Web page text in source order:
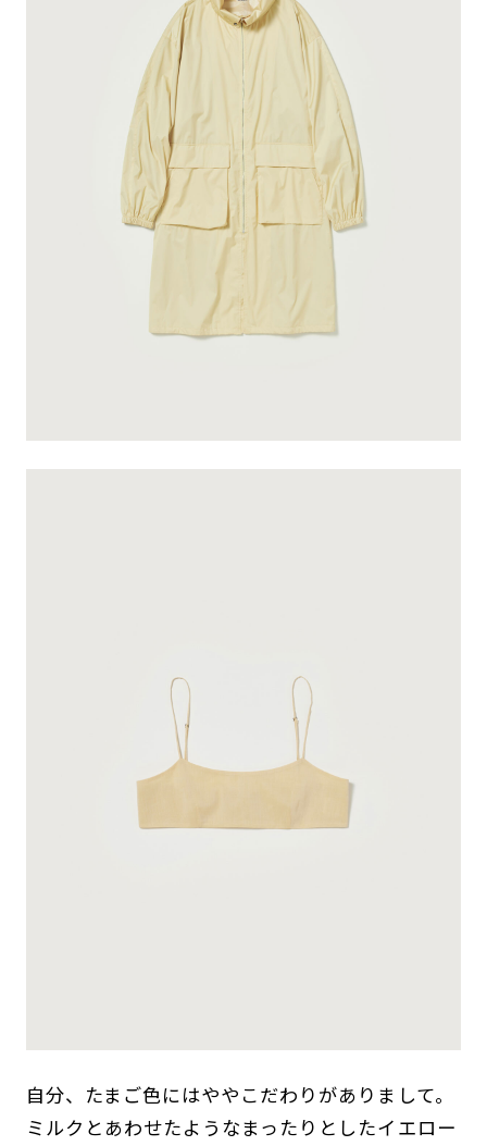
自分、たまご色にはややこだわりがありまして。
ミルクとあわせたようなまったりとしたイエロー